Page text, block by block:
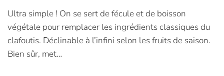
Ultra simple ! On se sert de fécule et de boisson
végétale pour remplacer les ingrédients classiques du
clafoutis. Déclinable à l’infini selon les fruits de saison.
Bien sûr, met…